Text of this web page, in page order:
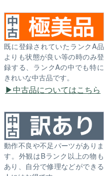
既に登録されていたランクA品
よりも状態が良い等の時のみ登
録する、ランクAの中でも特に
きれいな中古品です。
中古品についてはこちら
動作不良や不足パーツがありま
す。外観はBランク以上の物も
あり、自分で修理などができる